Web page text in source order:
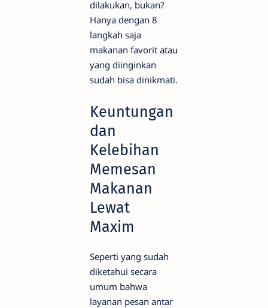
dilakukan, bukan?
Hanya dengan 8
langkah saja
makanan favorit atau
yang diinginkan
sudah bisa dinikmati.
Keuntungan
dan
Kelebihan
Memesan
Makanan
Lewat
Maxim
Seperti yang sudah
diketahui secara
umum bahwa
layanan pesan antar